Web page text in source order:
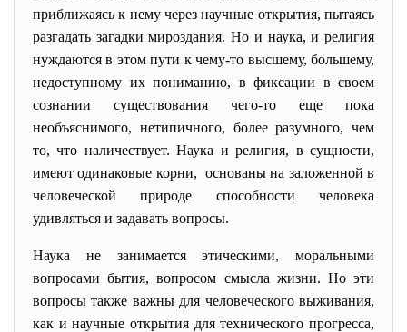
приближаясь к нему через научные открытия, пытаясь
разгадать загадки мироздания. Но и наука, и религия
нуждаются в этом пути к чему-то высшему, большему,
недоступному их пониманию, в фиксации в своем
сознании существования чего-то еще пока
необъяснимого, нетипичного, более разумного, чем
то, что наличествует. Наука и религия, в сущности,
имеют одинаковые корни, основаны на заложенной в
человеческой природе способности человека
удивляться и задавать вопросы.
Наука не занимается этическими, моральными
вопросами бытия, вопросом смысла жизни. Но эти
вопросы также важны для человеческого выживания,
как и научные открытия для технического прогресса,